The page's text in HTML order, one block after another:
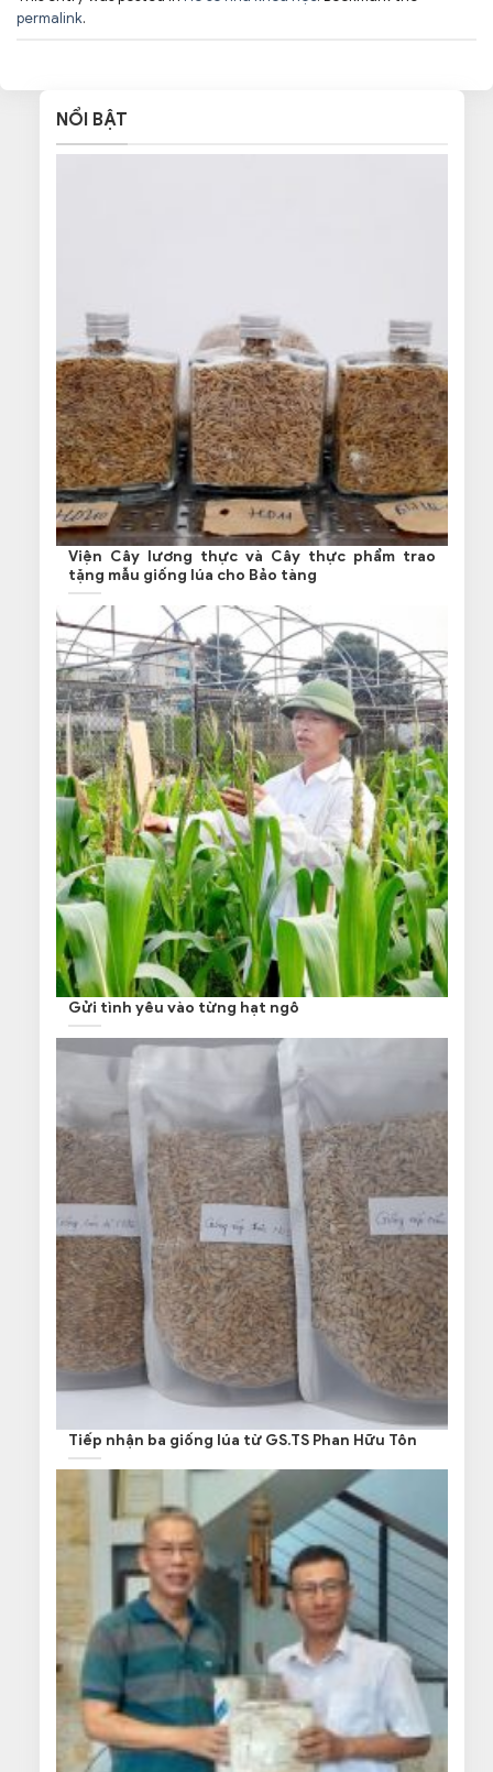
permalink.
NỔI BẬT
Viện Cây lương thực và Cây thực phẩm trao
tặng mẫu giống lúa cho Bảo tàng
Gửi tình yêu vào từng hạt ngô
Tiếp nhận ba giống lúa từ GS.TS Phan Hữu Tôn